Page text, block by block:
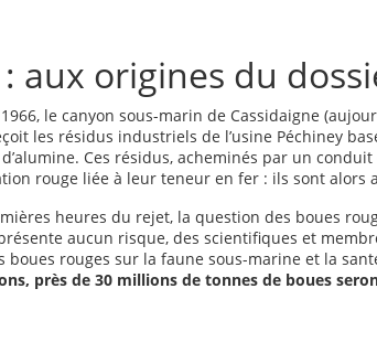
: aux origines du
le canyon sous-marin de Cassidaigne
les résidus industriels de l’usine Péchiney
Ces résidus, acheminés par un
rouge liée à leur teneur en fer : ils sont alors
heures du rejet, la question des boues
aucun risque, des scientifiques et
boues rouges sur la faune sous-marine et la
près de 30 millions de tonnes de boues